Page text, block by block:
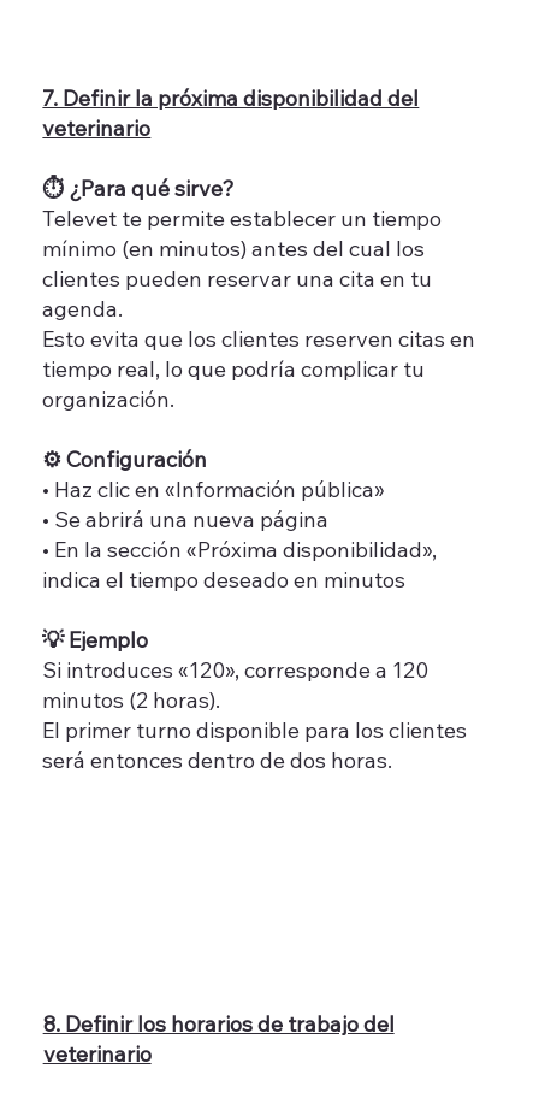
7. Definir la próxima disponibilidad del
veterinario
⏱️ ¿Para qué sirve?
Televet te permite establecer un tiempo
mínimo (en minutos) antes del cual los
clientes pueden reservar una cita en tu
agenda.
Esto evita que los clientes reserven citas en
tiempo real, lo que podría complicar tu
organización.
⚙️ Configuración
• Haz clic en «Información pública»
• Se abrirá una nueva página
• En la sección «Próxima disponibilidad»,
indica el tiempo deseado en minutos
💡 Ejemplo
Si introduces «120», corresponde a 120
minutos (2 horas).
El primer turno disponible para los clientes
será entonces dentro de dos horas.
8. Definir los horarios de trabajo del
veterinario